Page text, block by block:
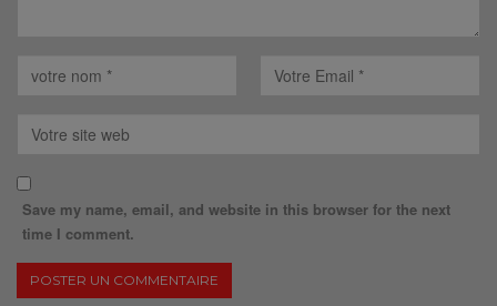
Save my name, email, and website in this browser for the next
time I comment.